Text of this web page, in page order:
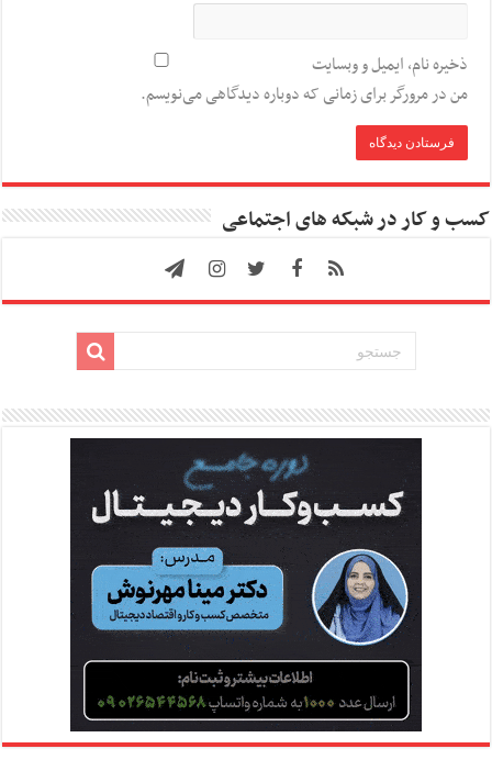
ذخیره نام، ایمیل و وبسایت
من در مرورگر برای زمانی که دوباره دیدگاهی می‌نویسم.
کسب و کار در شبکه های اجتماعی